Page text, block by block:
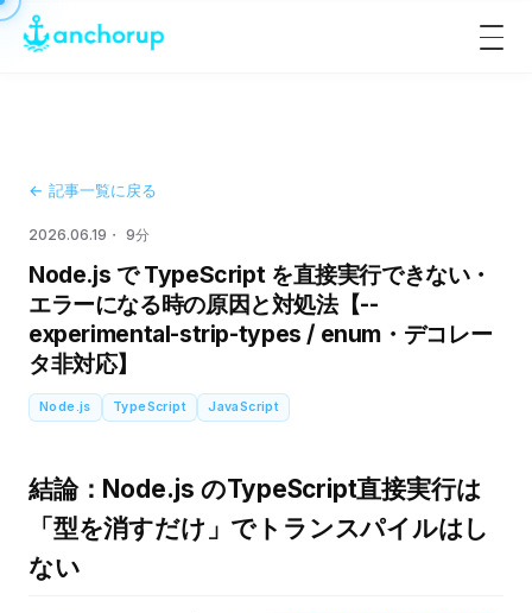
メ
← 記事一覧に戻る
2026.06.19 9分
Node.js で TypeScript を直接実行できない・
エラーになる時の原因と対処法【--
experimental-strip-types / enum・デコレー
タ非対応】
Node.js TypeScript JavaScript
結論：Node.js のTypeScript直接実行は
「型を消すだけ」でトランスパイルはし
ない